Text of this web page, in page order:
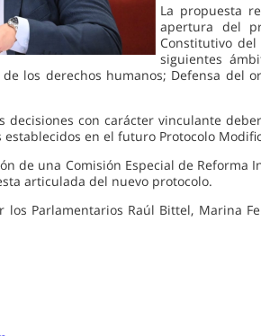
La propuesta
apertura del
Constitutivo
siguientes
los derechos humanos; Defensa
decisiones con carácter vinculante
en el futuro Protocolo
de una Comisión Especial de Reforma
articulada del nuevo protocolo.
Parlamentarios Raúl Bittel, Marina